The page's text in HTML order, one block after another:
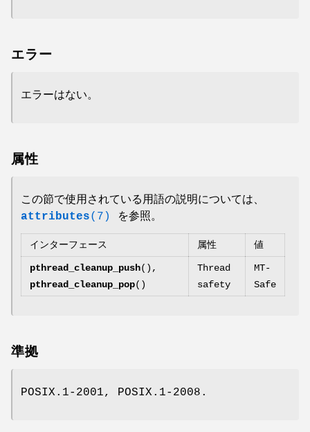
エラー
エラーはない。
属性
この節で使用されている用語の説明については、
attributes(7) を参照。
インターフェース 属性 値
pthread_cleanup_push(),
pthread_cleanup_pop()
Thread
safety
MT-
Safe
準拠
POSIX.1-2001, POSIX.1-2008.